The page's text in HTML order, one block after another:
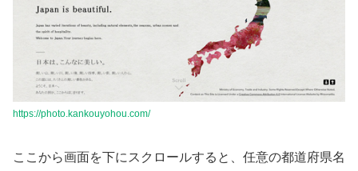
https://photo.kankouyohou.com/
ここから画面を下にスクロールすると、任意の都道府県名